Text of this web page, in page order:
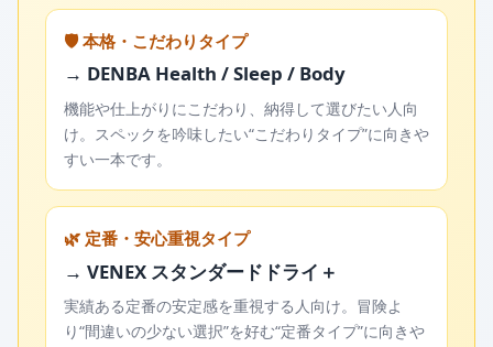
🛡️ 本格・こだわりタイプ
→ DENBA Health / Sleep / Body
機能や仕上がりにこだわり、納得して選びたい人向
け。スペックを吟味したい“こだわりタイプ”に向きや
すい一本です。
🌿 定番・安心重視タイプ
→ VENEX スタンダードドライ＋
実績ある定番の安定感を重視する人向け。冒険よ
り“間違いの少ない選択”を好む“定番タイプ”に向きや